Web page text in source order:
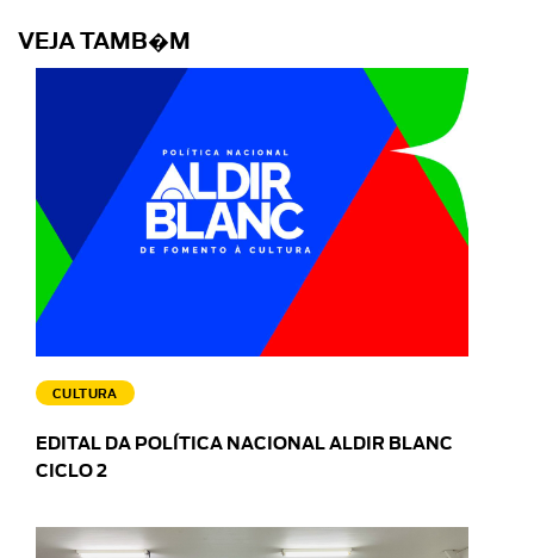
VEJA TAMB�M
CULTURA
EDITAL DA POLÍTICA NACIONAL ALDIR BLANC
CICLO 2